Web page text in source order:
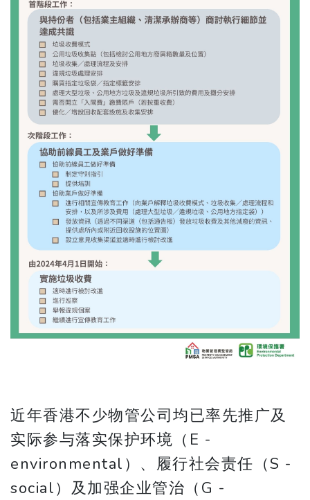
近年香港不少物管公司均已率先推广及
实际参与落实保护环境（E -
environmental）、履行社会责任（S -
social）及加强企业管治（G -